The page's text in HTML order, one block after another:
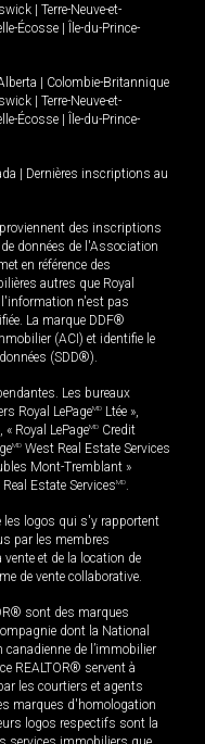
| Terre-Neuve-et-
Écosse | Île-du-Prince-
| Colombie-Britannique
| Terre-Neuve-et-
Écosse | Île-du-Prince-
| Dernières inscriptions au
des inscriptions
données de l'Association
en référence des
autres que Royal
l'information n'est pas
La marque DDF®
(ACI) et identifie le
(SDD®).
Les bureaux
Royal LePageMD Ltée »,
« Royal LePageMD Credit
MD West Real Estate Services
Mont-Tremblant »
Estate ServicesMD
les logos qui s'y rapportent
par les membres
et de la location de
de vente collaborative.
sont des marques
dont la National
de l’immobilier
REALTOR® servent à
les courtiers et agents
marques d'homologation
logos respectifs sont la